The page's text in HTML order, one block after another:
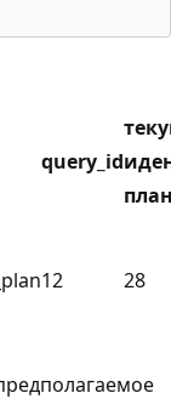
query_id
12 28